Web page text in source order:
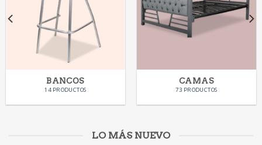
BANCOS
14 PRODUCTOS
CAMAS
73 PRODUCTOS
LO MÁS NUEVO